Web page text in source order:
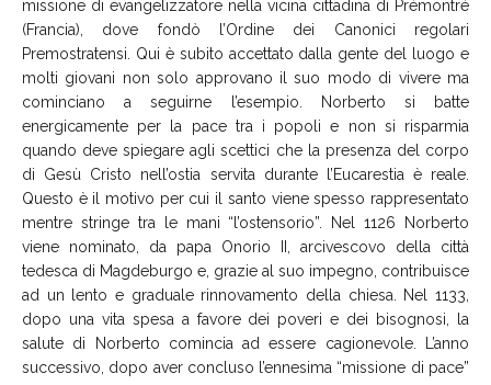
missione di evangelizzatore nella vicina cittadina di Prémontré
(Francia), dove fondò l’Ordine dei Canonici regolari
Premostratensi. Qui è subito accettato dalla gente del luogo e
molti giovani non solo approvano il suo modo di vivere ma
cominciano a seguirne l’esempio. Norberto si batte
energicamente per la pace tra i popoli e non si risparmia
quando deve spiegare agli scettici che la presenza del corpo
di Gesù Cristo nell’ostia servita durante l’Eucarestia è reale.
Questo è il motivo per cui il santo viene spesso rappresentato
mentre stringe tra le mani “l’ostensorio”. Nel 1126 Norberto
viene nominato, da papa Onorio II, arcivescovo della città
tedesca di Magdeburgo e, grazie al suo impegno, contribuisce
ad un lento e graduale rinnovamento della chiesa. Nel 1133,
dopo una vita spesa a favore dei poveri e dei bisognosi, la
salute di Norberto comincia ad essere cagionevole. L’anno
successivo, dopo aver concluso l’ennesima “missione di pace”